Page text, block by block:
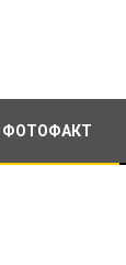
ФОТОФАКТ